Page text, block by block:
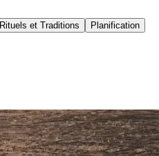
Rituels et Traditions
Planification